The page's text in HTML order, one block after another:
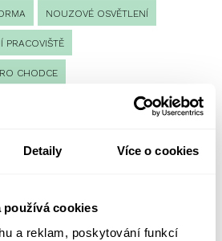
Detaily Více o cookies
používá cookies
a reklam, poskytování funkcí
NOUZOVÉ OSVĚTLENÍ
PRACOVIŠTĚ
CHODCE